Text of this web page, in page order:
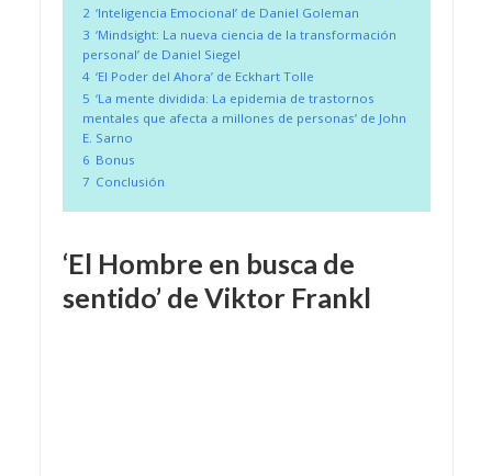
2 ‘Inteligencia Emocional’ de Daniel Goleman
3 ‘Mindsight: La nueva ciencia de la transformación
personal’ de Daniel Siegel
4 ‘El Poder del Ahora’ de Eckhart Tolle
5 ‘La mente dividida: La epidemia de trastornos
mentales que afecta a millones de personas’ de John
E. Sarno
6 Bonus
7 Conclusión
‘El Hombre en busca de
sentido’ de Viktor Frankl